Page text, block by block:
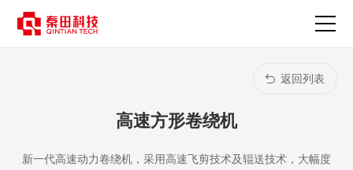
返回列表
高速方形卷绕机
新一代高速动力卷绕机，采用高速飞剪技术及辊送技术，大幅度